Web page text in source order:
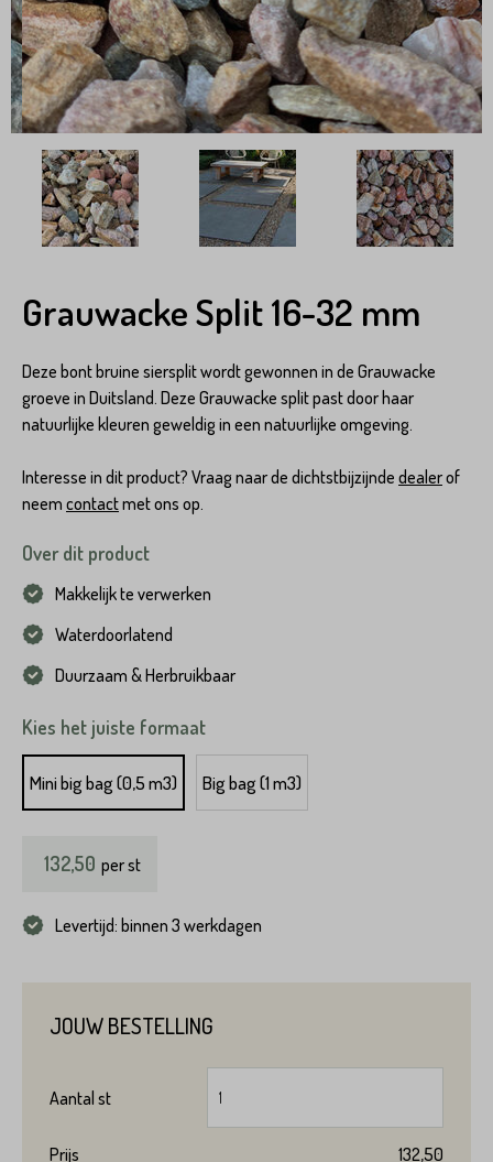
Grauwacke Split 16-32 mm
Deze bont bruine siersplit wordt gewonnen in de Grauwacke
groeve in Duitsland. Deze Grauwacke split past door haar
natuurlijke kleuren geweldig in een natuurlijke omgeving.
Interesse in dit product? Vraag naar de dichtstbijzijnde dealerof
neem contactmet ons op.
Over dit product
Makkelijk te verwerken
Waterdoorlatend
Duurzaam & Herbruikbaar
Kies het juiste formaat
Mini big bag (0,5 m3) Big bag (1 m3)
132,50 perst
Levertijd: binnen 3 werkdagen
JOUW BESTELLING
Aantal st
Prijs 132,50
Voornaam*